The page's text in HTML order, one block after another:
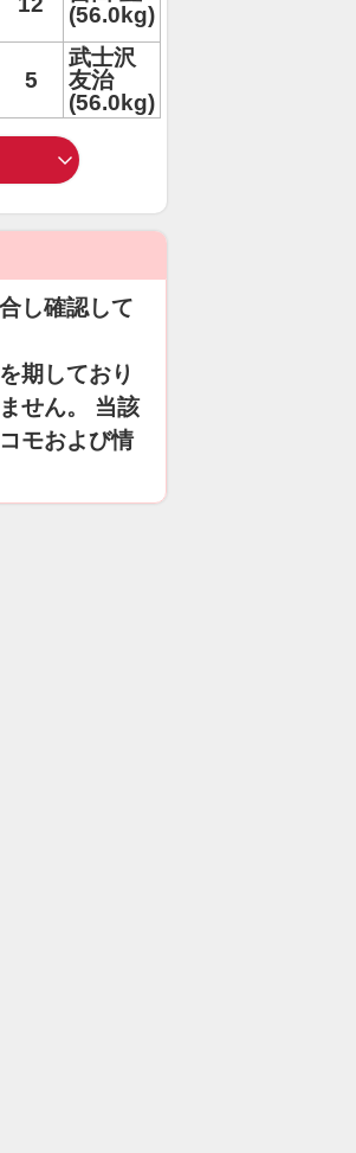
(56.0kg)
5
武士沢
友治
(56.0kg)
し確認して
期しており
せん。 当該
モおよび情